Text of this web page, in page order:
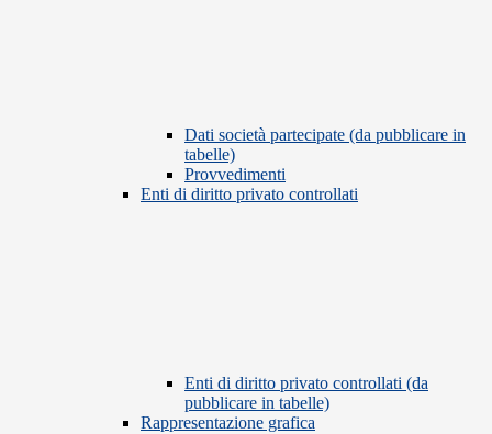
Dati società partecipate (da pubblicare in
tabelle)
Provvedimenti
Enti di diritto privato controllati
Enti di diritto privato controllati (da
pubblicare in tabelle)
Rappresentazione grafica